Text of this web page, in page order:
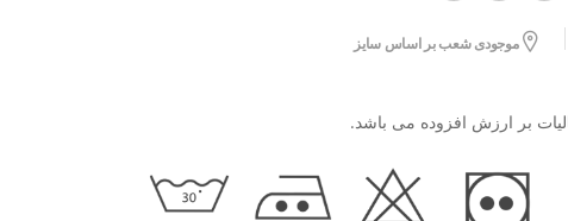
موجودی شعب بر اساس سایز